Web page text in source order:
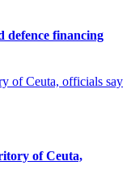
defence financing
of Ceuta, officials say
of Ceuta,